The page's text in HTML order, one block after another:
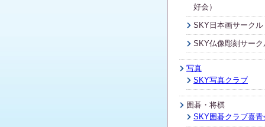
好会）
SKY日本画サークル
SKY仏像彫刻サーク
写真
SKY写真クラブ
囲碁・将棋
SKY囲碁クラブ喜青